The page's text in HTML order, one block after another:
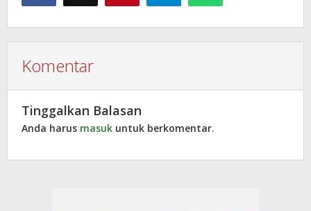
Komentar
Tinggalkan Balasan
Anda harus masuk untuk berkomentar.